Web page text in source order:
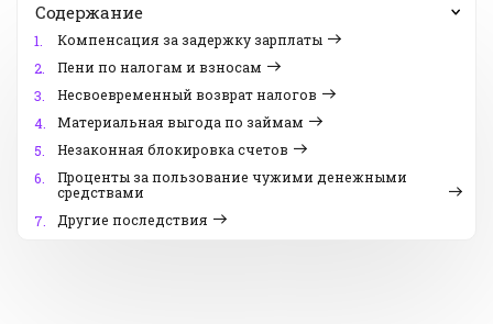
Содержание
1.
Компенсация за задержку зарплаты
2.
Пени по налогам и взносам
3.
Несвоевременный возврат налогов
4.
Материальная выгода по займам
5.
Незаконная блокировка счетов
6.
Проценты за пользование чужими денежными
средствами
7.
Другие последствия